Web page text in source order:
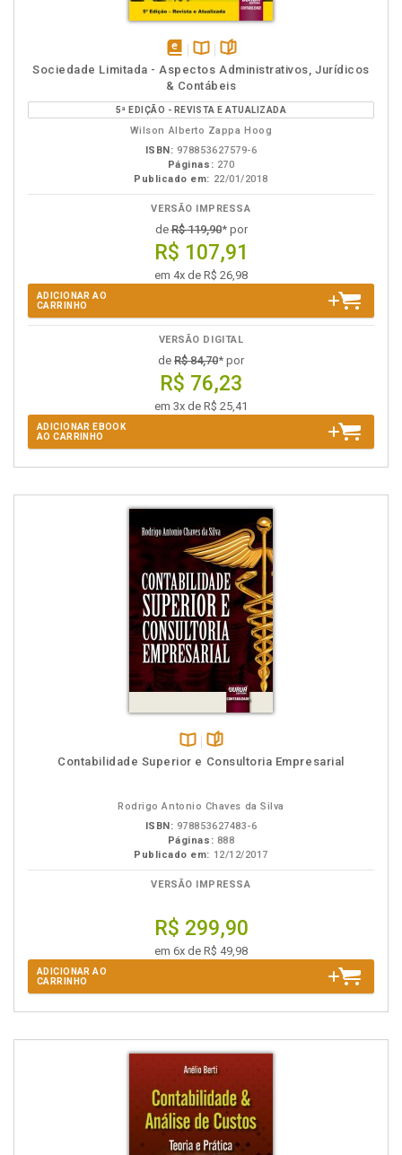
disponível
em
eBook
Disponível
na
B.V.
páginas
Sociedade Limitada - Aspectos Administrativos, Jurídicos
& Contábeis
5ª EDIÇÃO - REVISTA E ATUALIZADA
Wilson Alberto Zappa Hoog
ISBN: 978853627579-6
Páginas: 270
Publicado em: 22/01/2018
VERSÃO IMPRESSA
deR$ 119,90* por
R$ 107,91
em 4x de R$ 26,98
ADICIONAR AO
CARRINHO
VERSÃO DIGITAL
de R$ 84,70* por
R$ 76,23
em 3x de R$ 25,41
ADICIONAR EBOOK
AO CARRINHO
Disponível
páginas
Contabilidade Superior e Consultoria Empresarial
Rodrigo Antonio Chaves da Silva
ISBN: 978853627483-6
Páginas: 888
Publicado em: 12/12/2017
VERSÃO IMPRESSA
R$ 299,90
em 6x de R$ 49,98
ADICIONAR AO
CARRINHO